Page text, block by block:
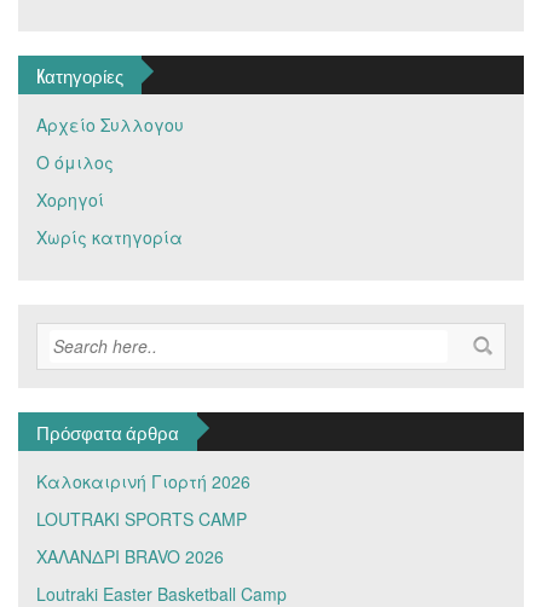
Kατηγορίες
Αρχείο Συλλογου
Ο όμιλος
Χορηγοί
Χωρίς κατηγορία
Πρόσφατα άρθρα
Καλοκαιρινή Γιορτή 2026
LOUTRAKI SPORTS CAMP
ΧΑΛΑΝΔΡΙ BRAVO 2026
Loutraki Easter Basketball Camp